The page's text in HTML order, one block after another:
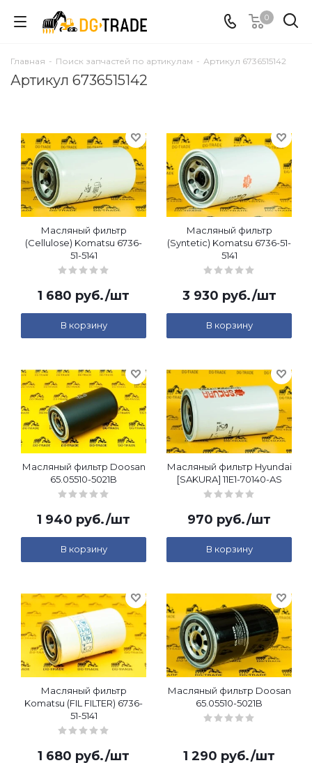
0
Главная - Поиск запчастей по артикулам - Артикул 6736515142
Артикул 6736515142
Масляный фильтр
(Cellulose) Komatsu 6736-
51-5141
1 680 руб./шт
В корзину
Масляный фильтр
(Syntetic) Komatsu 6736-51-
5141
3 930 руб./шт
В корзину
Масляный фильтр Doosan
65.05510-5021B
1 940 руб./шт
В корзину
Масляный фильтр Hyundai
[SAKURA] 11E1-70140-AS
970 руб./шт
В корзину
Масляный фильтр
Komatsu (FIL FILTER) 6736-
51-5141
1 680 руб./шт
Масляный фильтр Doosan
65.05510-5021B
1 290 руб./шт